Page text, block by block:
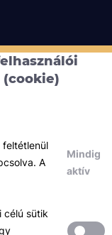
feltétlenül
A
Mindig
aktív
célú sütik
Kurzusaink
fizetési